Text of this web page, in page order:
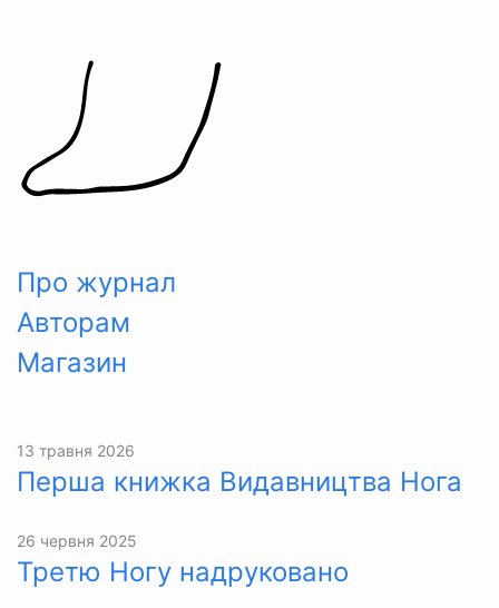
Про журнал
Авторам
Магазин
13 травня 2026
Перша книжка Видавництва Нога
26 червня 2025
Третю Ногу надруковано